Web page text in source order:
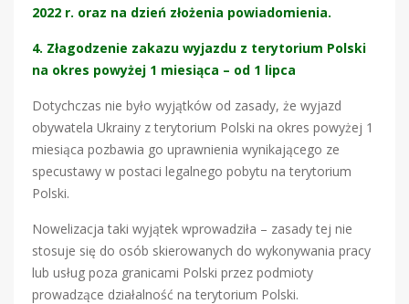
2022 r. oraz na dzień złożenia powiadomienia.
4. Złagodzenie zakazu wyjazdu z terytorium Polski
na okres powyżej 1 miesiąca – od 1 lipca
Dotychczas nie było wyjątków od zasady, że wyjazd
obywatela Ukrainy z terytorium Polski na okres powyżej 1
miesiąca pozbawia go uprawnienia wynikającego ze
specustawy w postaci legalnego pobytu na terytorium
Polski.
Nowelizacja taki wyjątek wprowadziła – zasady tej nie
stosuje się do osób skierowanych do wykonywania pracy
lub usług poza granicami Polski przez podmioty
prowadzące działalność na terytorium Polski.